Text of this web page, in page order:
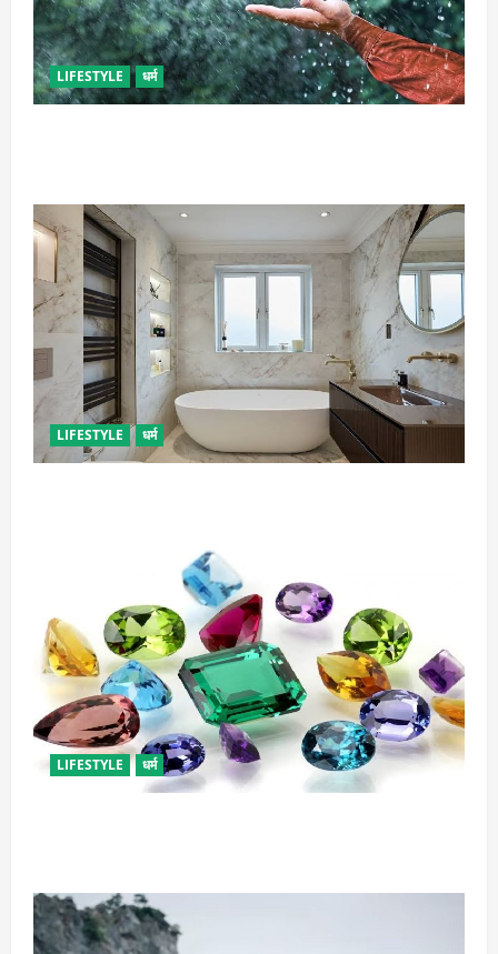
LIFESTYLE धर्म
LIFESTYLE धर्म
LIFESTYLE धर्म